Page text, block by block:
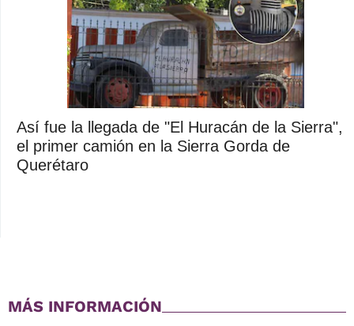
Así fue la llegada de "El Huracán de la Sierra",
el primer camión en la Sierra Gorda de
Querétaro
MÁS INFORMACIÓN